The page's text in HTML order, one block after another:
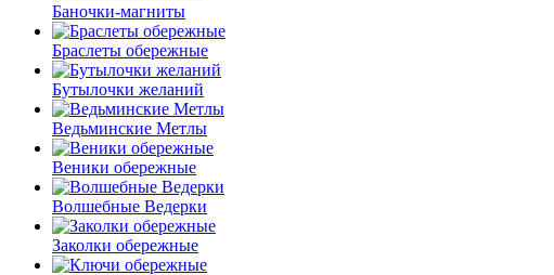
Баночки-магниты
Браслеты обережные
Бутылочки желаний
Ведьминские Метлы
Веники обережные
Волшебные Ведерки
Заколки обережные